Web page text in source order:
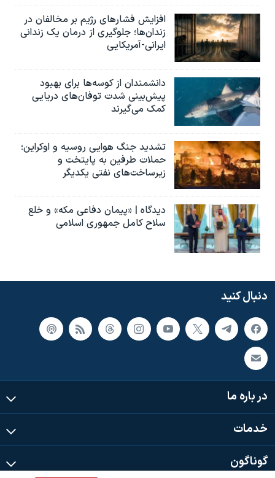
افزایش فشارهای رژیم بر مخالفان در
زندان‌ها؛ جلوگیری از درمان یک زندانی
ایرانی-آمریکایی
دانشمندان از کوسه‌ها برای بهبود
پیش‌بینی شدت توفان‌های دریایی
کمک می‌گیرند
تشدید جنگ هوایی روسیه و اوکراین؛
حملات طرفین به پایتخت‌ و
زیرساخت‌های نفتی یکدیگر
دیدگاه | «پیمان دفاعی مکه» و خلع
سلاح کامل جمهوری اسلامی
دنبال کنید
در باره ما
خدمات
گوناگون